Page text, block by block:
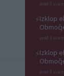
pred 3
⚡Izklop
pred 3
⚡Izklop
pred 3